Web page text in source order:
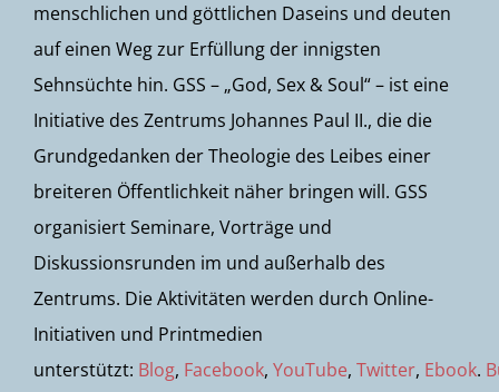
menschlichen und göttlichen Daseins und deuten
auf einen Weg zur Erfüllung der innigsten
Sehnsüchte hin. GSS – „God, Sex & Soul“ – ist eine
Initiative des Zentrums Johannes Paul II., die die
Grundgedanken der Theologie des Leibes einer
breiteren Öffentlichkeit näher bringen will. GSS
organisiert Seminare, Vorträge und
Diskussionsrunden im und außerhalb des
Zentrums. Die Aktivitäten werden durch Online-
Initiativen und Printmedien
unterstützt: Blog, Facebook, YouTube, Twitter, Ebook.